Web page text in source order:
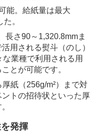
能。給紙量は最大
。
長さ90～1,320.8mmま
用される熨斗（のし）
業種で利用される用
とが可能です。
紙（256g/m²）まで対
トの招待状といった厚
発揮